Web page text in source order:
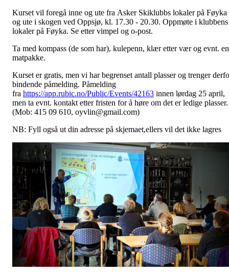
Kurset vil foregå inne og ute fra Asker Skiklubbs lokaler på Føyka
og ute i skogen ved Oppsjø, kl. 17.30 - 20.30. Oppmøte i klubbens
lokaler på Føyka. Se etter vimpel og o-post.
Ta med kompass (de som har), kulepenn, klær etter vær og evnt. en
matpakke.
Kurset er gratis, men vi har begrenset antall plasser og trenger
bindende påmelding. Påmelding
fra https://app.rubic.no/Public/Events/42163 innen lørdag 25 april,
men ta evnt. kontakt etter fristen for å høre om det er ledige plasser.
(Mob: 415 09 610, oyvlin@gmail.com)
NB: Fyll også ut din adresse på skjemaet,ellers vil det ikke lagres